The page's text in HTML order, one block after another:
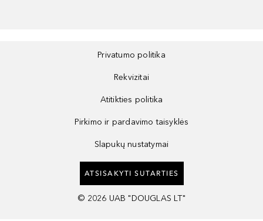
Privatumo politika
Rekvizitai
Atitikties politika
Pirkimo ir pardavimo taisyklės
Slapukų nustatymai
ATSISAKYTI SUTARTIES
© 2026 UAB "DOUGLAS LT"